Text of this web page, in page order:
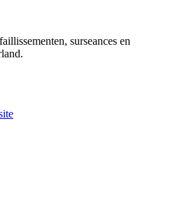
surseances en